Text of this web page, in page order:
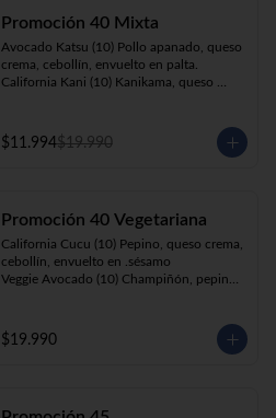
Promoción 40 Mixta
Avocado Katsu (10) Pollo apanado, queso
crema, cebollín, envuelto en palta.
California Kani (10) Kanikama, queso
crema, cebollín, apanado en panko.
Champi Roll (10) Champiñón, queso
$11.994$19.990
Promoción 40 Vegetariana
California Cucu (10) Pepino, queso crema,
cebollín, envuelto en .sésamo
Veggie Avocado (10) Champiñón, pepino,
crema envuelto en panko.
Champi Roll(10) Champiñón, queso
$19.990